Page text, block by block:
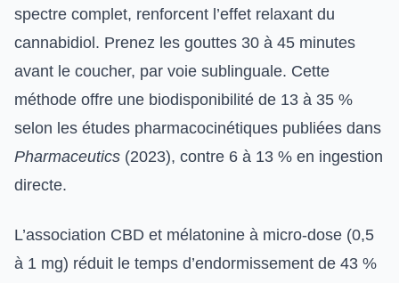
spectre complet, renforcent l’effet relaxant du
cannabidiol. Prenez les gouttes 30 à 45 minutes
avant le coucher, par voie sublinguale. Cette
méthode offre une biodisponibilité de 13 à 35 %
selon les études pharmacocinétiques publiées dans
Pharmaceutics (2023), contre 6 à 13 % en ingestion
directe.
L’association CBD et mélatonine à micro-dose (0,5
à 1 mg) réduit le temps d’endormissement de 43 %